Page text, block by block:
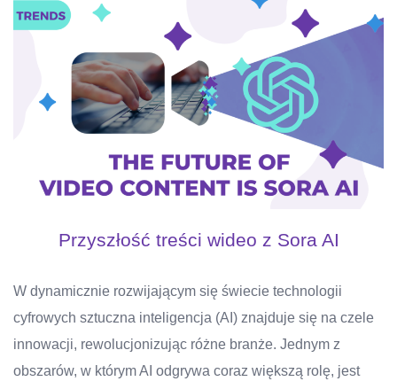
Przyszłość treści wideo z Sora AI
W dynamicznie rozwijającym się świecie technologii
cyfrowych sztuczna inteligencja (AI) znajduje się na czele
innowacji, rewolucjonizując różne branże. Jednym z
obszarów, w którym AI odgrywa coraz większą rolę, jest